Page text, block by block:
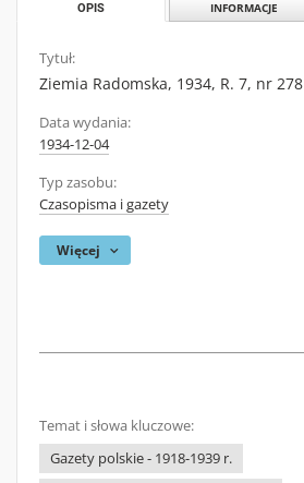
OPIS INFORMACJE
Tytuł:
Ziemia Radomska, 1934, R. 7, nr 278
Data wydania:
1934-12-04
Typ zasobu:
Czasopisma i gazety
Więcej
Temat i słowa kluczowe:
Gazety polskie - 1918-1939 r.